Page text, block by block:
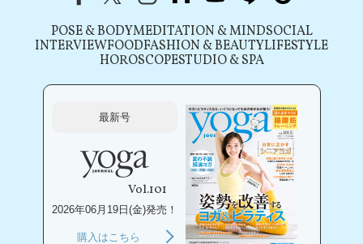
POSE & BODYMEDITATION & MINDSOCIAL
INTERVIEWFOODFASHION & BEAUTYLIFESTYLE
HOROSCOPESTUDIO & SPA
最新号
Vol.101
2026年06月19日(金)発売！
購入はこちら